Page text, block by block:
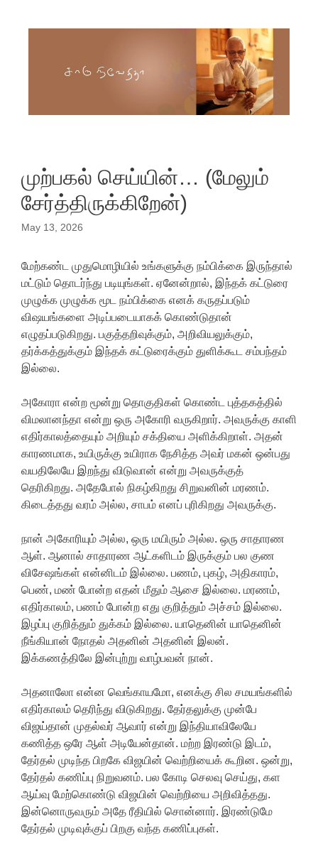
முற்பகல் செய்யின்… (மேலும்
சேர்த்திருக்கிறேன்)
May 13, 2026
மேற்கண்ட முதுமொழியில் உங்களுக்கு நம்பிக்கை இருந்தால்
மட்டும் தொடர்ந்து படியுங்கள். ஏனேன்றால், இந்தக் கட்டுரை
முழுக்க முழுக்க மூட நம்பிக்கை எனக் கருதப்படும்
விஷயங்களை அடிப்படையாகக் கொண்டுதான்
எழுதப்படுகிறது. பகுத்தறிவுக்கும், அறிவியலுக்கும்,
தர்க்கத்துக்கும் இந்தக் கட்டுரைக்கும் துளிக்கூட சம்பந்தம்
இல்லை.
அகோரா என்ற மூன்று தொகுதிகள் கொண்ட புத்தகத்தில்
விமலானந்தா என்று ஒரு அகோரி வருகிறார். அவருக்கு காளி
எதிர்காலத்தையும் அறியும் சக்தியை அளிக்கிறாள். அதன்
காரணமாக, உயிருக்கு உயிராக நேசித்த அவர் மகன் ஒன்பது
வயதிலேயே இறந்து விடுவான் என்று அவருக்குத்
தெரிகிறது. அதேபோல் நிகழ்கிறது சிறுவனின் மரணம்.
கிடைத்தது வரம் அல்ல, சாபம் எனப் புரிகிறது அவருக்கு.
நான் அகோரியும் அல்ல, ஒரு மயிரும் அல்ல. ஒரு சாதாரண
ஆள். ஆனால் சாதாரண ஆட்களிடம் இருக்கும் பல குண
விசேஷங்கள் என்னிடம் இல்லை. பணம், புகழ், அதிகாரம்,
பெண், மண் போன்ற எதன் மீதும் ஆசை இல்லை. மரணம்,
எதிர்காலம், பணம் போன்ற எது குறித்தும் அச்சம் இல்லை.
இழப்பு குறித்தும் துக்கம் இல்லை. யாதெனின் யாதெனின்
நீங்கியான் நோதல் அதனின் அதனின் இலன்.
இக்கணத்திலே இன்புற்று வாழ்பவன் நான்.
அதனாலோ என்ன வெங்காயமோ, எனக்கு சில சமயங்களில்
எதிர்காலம் தெரிந்து விடுகிறது. தேர்தலுக்கு முன்பே
விஜய்தான் முதல்வர் ஆவார் என்று இந்தியாவிலேயே
கணித்த ஒரே ஆள் அடியேன்தான். மற்ற இரண்டு இடம்,
தேர்தல் முடிந்த பிறகே விஜயின் வெற்றியைக் கூறின. ஒன்று,
தேர்தல் கணிப்பு நிறுவனம். பல கோடி செலவு செய்து, கள
ஆய்வு மேற்கொண்டு விஜயின் வெற்றியை அறிவித்தது.
இன்னொருவரும் அதே ரீதியில் சொன்னார். இரண்டுமே
தேர்தல் முடிவுக்குப் பிறகு வந்த கணிப்புகள்.